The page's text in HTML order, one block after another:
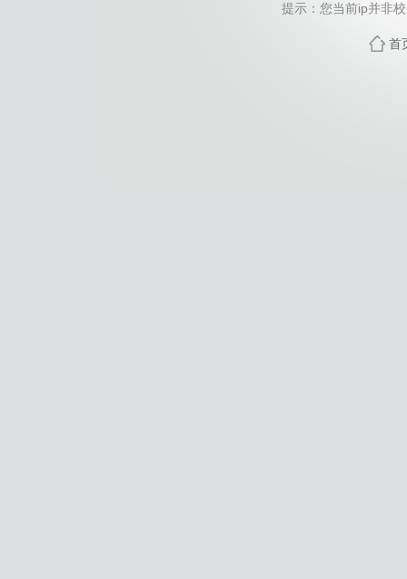
提示：您当前ip并非
首